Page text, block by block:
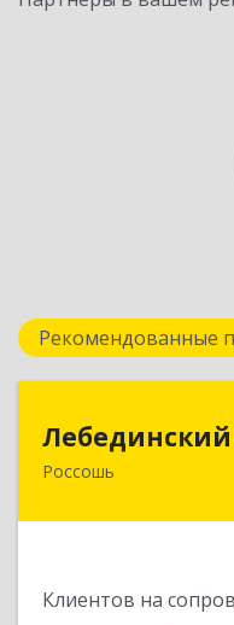
Рекомендованные
Россошь
Клиентов на
396650,